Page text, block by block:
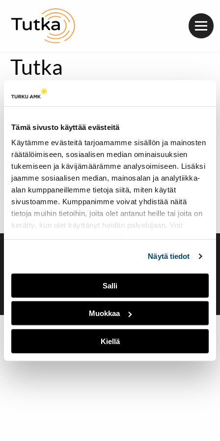
Tämä sivusto käyttää evästeitä
Käytämme evästeitä tarjoamamme sisällön ja mainosten
räätälöimiseen, sosiaalisen median ominaisuuksien
tukemiseen ja kävijämäärämme analysoimiseen. Lisäksi
jaamme sosiaalisen median, mainosalan ja analytiikka-
alan kumppaneillemme tietoja siitä, miten käytät
sivustoamme. Kumppanimme voivat yhdistää näitä
tietoja muihin tietoihin, joita olet antanut heille tai joita on
kerätty, kun olet käyttänyt heidän palvelujaan. Voit
Näytä tiedot
Salli
Muokkaa
Kiellä
Tutka